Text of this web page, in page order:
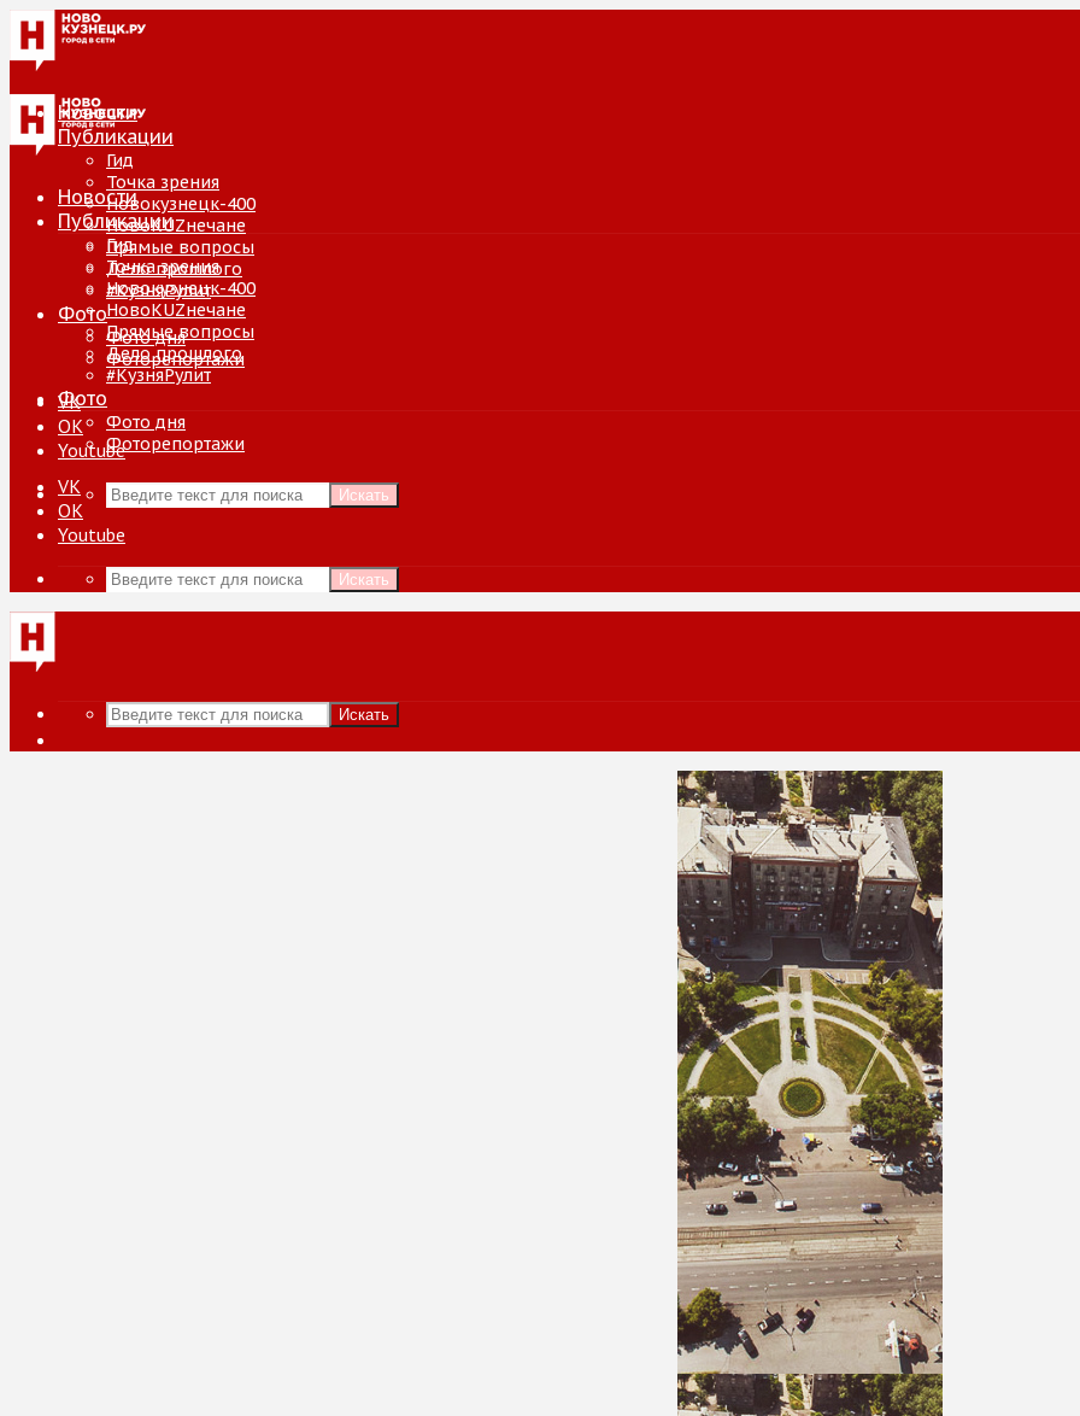
Новости
Публикации
Гид
Точка зрения
Новокузнецк-400
НовоKUZнечане
Прямые вопросы
Дело прошлого
#КузняРулит
Фото
Фото дня
Фоторепортажи
VK
ОК
Youtube
Искать
Новости
Публикации
Гид
Точка зрения
Новокузнецк-400
НовоKUZнечане
Прямые вопросы
Дело прошлого
#КузняРулит
Фото
Фото дня
Фоторепортажи
VK
ОК
Youtube
Искать
Искать